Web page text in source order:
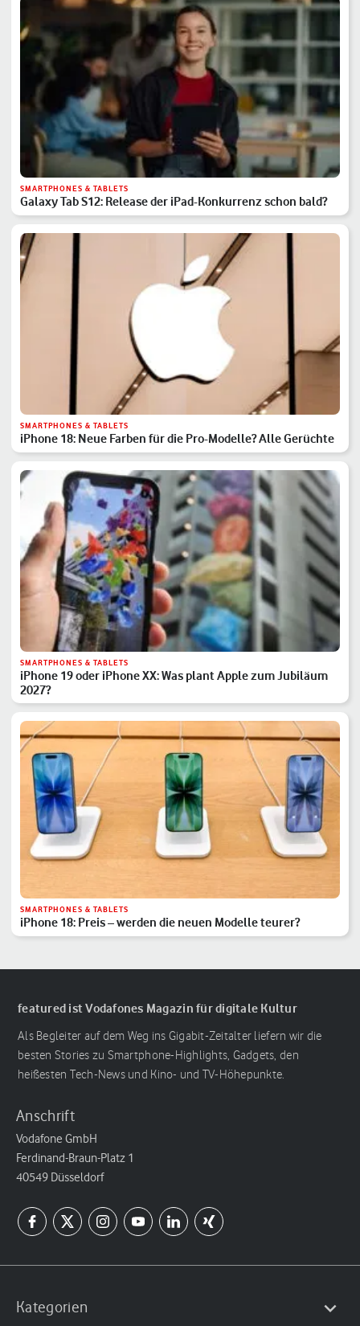
SMARTPHONES & TABLETS
Galaxy Tab S12: Release der iPad-Konkurrenz schon bald?
SMARTPHONES & TABLETS
iPhone 18: Neue Farben für die Pro-Modelle? Alle Gerüchte
SMARTPHONES & TABLETS
iPhone 19 oder iPhone XX: Was plant Apple zum Jubiläum
2027?
SMARTPHONES & TABLETS
iPhone 18: Preis – werden die neuen Modelle teurer?
featured ist Vodafones Magazin für digitale Kultur
Als Begleiter auf dem Weg ins Gigabit-Zeitalter liefern wir die
besten Stories zu Smartphone-Highlights, Gadgets, den
heißesten Tech-News und Kino- und TV-Höhepunkte.
Anschrift
Vodafone GmbH
Ferdinand-Braun-Platz 1
40549 Düsseldorf
Kategorien